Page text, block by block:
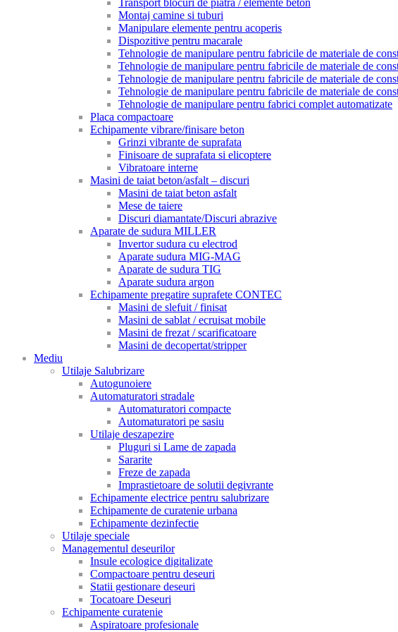
Transport blocuri de piatra / elemente beton
Montaj camine si tuburi
Manipulare elemente pentru acoperis
Dispozitive pentru macarale
Tehnologie de manipulare pentru fabricile de materiale de
Tehnologie de manipulare pentru fabricile de materiale de
Tehnologie de manipulare pentru fabricile de materiale de
Tehnologie de manipulare pentru fabricile de materiale de
Tehnologie de manipulare pentru fabrici complet automatizate
Placa compactoare
Echipamente vibrare/finisare beton
Grinzi vibrante de suprafata
Finisoare de suprafata si elicoptere
Vibratoare interne
Masini de taiat beton/asfalt – discuri
Masini de taiat beton asfalt
Mese de taiere
Discuri diamantate/Discuri abrazive
Aparate de sudura MILLER
Invertor sudura cu electrod
Aparate sudura MIG-MAG
Aparate de sudura TIG
Aparate sudura argon
Echipamente pregatire suprafete CONTEC
Masini de slefuit / finisat
Masini de sablat / ecruisat mobile
Masini de frezat / scarificatoare
Masini de decopertat/stripper
Mediu
Utilaje Salubrizare
Autogunoiere
Automaturatori stradale
Automaturatori compacte
Automaturatori pe sasiu
Utilaje deszapezire
Pluguri si Lame de zapada
Sararite
Freze de zapada
Imprastietoare de solutii degivrante
Echipamente electrice pentru salubrizare
Echipamente de curatenie urbana
Echipamente dezinfectie
Utilaje speciale
Managementul deseurilor
Insule ecologice digitalizate
Compactoare pentru deseuri
Statii gestionare deseuri
Tocatoare Deseuri
Echipamente curatenie
Aspiratoare profesionale